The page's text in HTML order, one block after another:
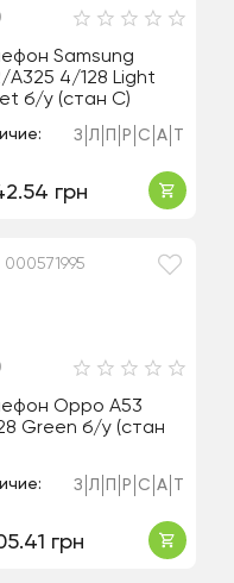
Samsung
A325 4/128 Light
б/у (стан C)
З Л Р С А
грн
000571995
Oppo A53
Green б/у (стан
З Л Р С А
грн